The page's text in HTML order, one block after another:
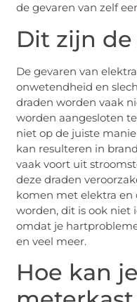
de gevaren van zelf
Dit zijn
De gevaren van
onwetendheid en
draden worden vaak
worden aangesloten
niet op de juiste
kan resulteren in
vaak voort uit
deze draden
komen met elektra en
worden, dit is ook niet
omdat je
en veel meer.
Hoe kan